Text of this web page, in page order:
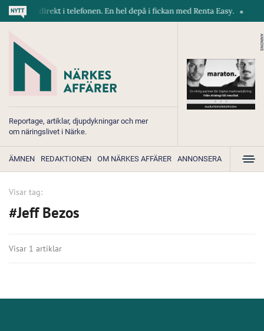
direkt i telefonen. En hel depå i fickan med Renta Easy.
Reportage, artiklar, djupdykningar och mer
om näringslivet i Närke.
ANNONS
ÄMNEN REDAKTIONEN OM NÄRKES AFFÄRER ANNONSERA
Visar tag:
#Jeff Bezos
Visar 1 artiklar